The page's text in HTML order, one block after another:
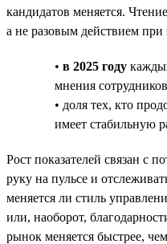
кандидатов меняется.
а не разовым действием при
• в 2025 году
мнения
• доля тех, кто
имеет стабильную
Рост показателей связан с
руку на пульсе и
меняется ли стиль
или, наоборот,
рынок меняется быстрее,